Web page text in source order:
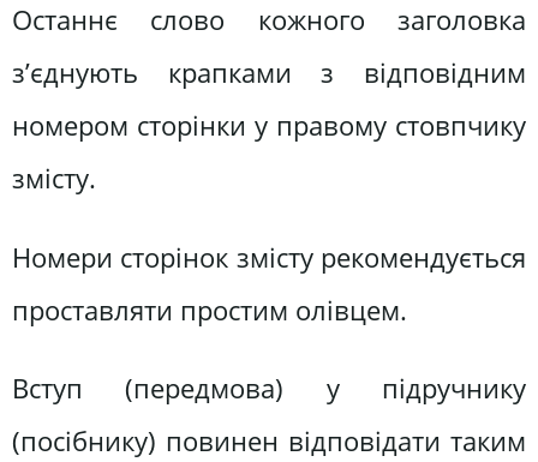
Останнє слово кожного заголовка
з’єднують крапками з відповідним
номером сторінки у правому стовпчику
змісту.
Номери сторінок змісту рекомендується
проставляти простим олівцем.
Вступ (передмова) у підручнику
(посібнику) повинен відповідати таким